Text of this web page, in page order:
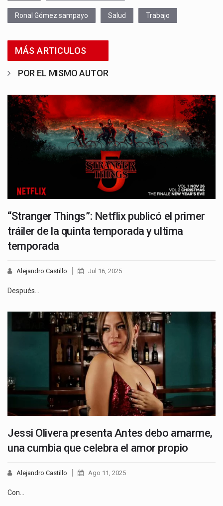
Ronal Gómez sampayo Salud Trabajo
MÁS ARTICULOS
POR EL MISMO AUTOR
“Stranger Things”: Netflix publicó el primer
tráiler de la quinta temporada y ultima
temporada
Alejandro Castillo Jul 16, 2025
Después…
Jessi Olivera presenta Antes debo amarme,
una cumbia que celebra el amor propio
Alejandro Castillo Ago 11, 2025
Con…